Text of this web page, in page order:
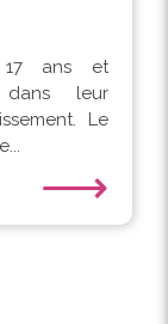
17 ans et
dans leur
Le
⟶